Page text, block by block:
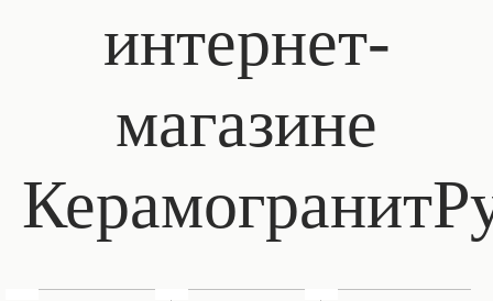
интернет-
магазине